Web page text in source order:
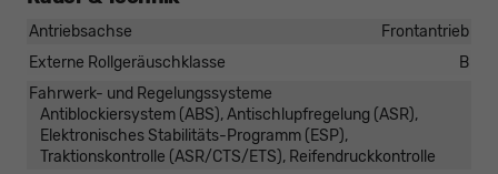
Antriebsachse
Frontantrieb
Externe Rollgeräuschklasse
B
Fahrwerk- und Regelungssysteme
Antiblockiersystem (ABS), Antischlupfregelung (ASR),
Elektronisches Stabilitäts-Programm (ESP),
Traktionskontrolle (ASR/CTS/ETS), Reifendruckkontrolle